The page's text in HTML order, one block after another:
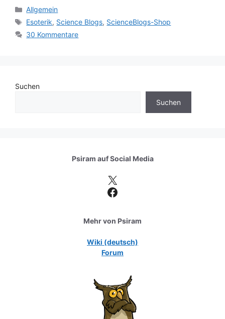
Kategorien
Allgemein
Schlagwörter
Esoterik, Science Blogs, ScienceBlogs-Shop
30 Kommentare
Suchen
Suchen
Psiram aufSocial Media
X
Facebook
Mehr von Psiram
Wiki (deutsch)
Forum